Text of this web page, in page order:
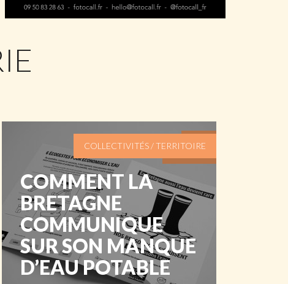
COLLECTIVITÉS / TERRITOIRE
COMMENT LA
BRETAGNE
COMMUNIQUE
SUR SON MANQUE
D’EAU POTABLE